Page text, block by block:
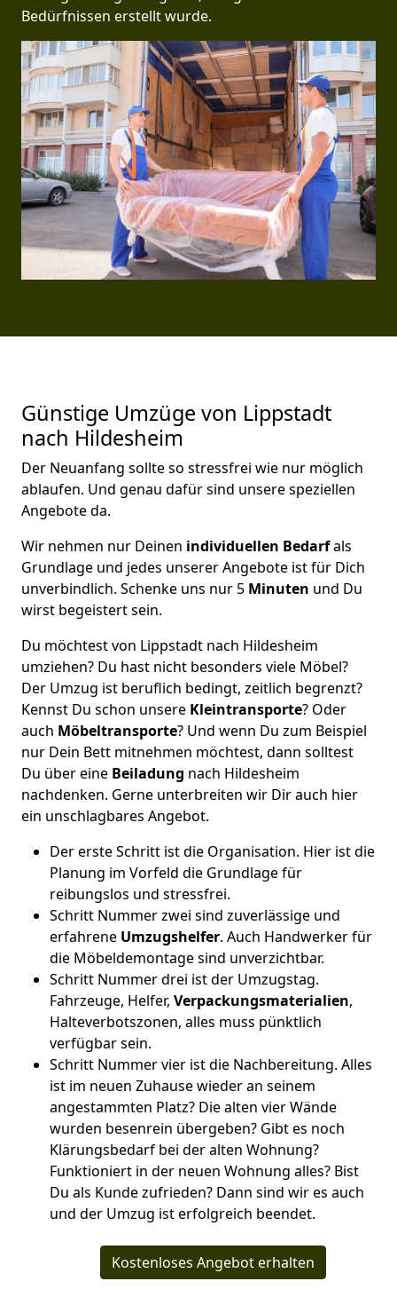
Bedürfnissen erstellt wurde.
Günstige Umzüge von Lippstadt
nach Hildesheim
Der Neuanfang sollte so stressfrei wie nur möglich
ablaufen. Und genau dafür sind unsere speziellen
Angebote da.
Wir nehmen nur Deinen individuellen Bedarfals
Grundlage und jedes unserer Angebote ist für Dich
unverbindlich. Schenke uns nur 5 Minuten und Du
wirst begeistert sein.
Du möchtest von Lippstadt nach Hildesheim
umziehen? Du hast nicht besonders viele Möbel?
Der Umzug ist beruflich bedingt, zeitlich begrenzt?
Kennst Du schon unsere Kleintransporte? Oder
auch Möbeltransporte? Und wenn Du zum Beispiel
nur Dein Bett mitnehmen möchtest, dann solltest
Du über eine Beiladung nach Hildesheim
nachdenken. Gerne unterbreiten wir Dir auch hier
ein unschlagbares Angebot.
Der erste Schritt ist die Organisation. Hier ist die
Planung im Vorfeld die Grundlage für
reibungslos und stressfrei.
Schritt Nummer zwei sind zuverlässige und
erfahrene Umzugshelfer. Auch Handwerker für
die Möbeldemontage sind unverzichtbar.
Schritt Nummer drei ist der Umzugstag.
Fahrzeuge, Helfer, Verpackungsmaterialien,
Halteverbotszonen, alles muss pünktlich
verfügbar sein.
Schritt Nummer vier ist die Nachbereitung. Alles
ist im neuen Zuhause wieder an seinem
angestammten Platz? Die alten vier Wände
wurden besenrein übergeben? Gibt es noch
Klärungsbedarf bei der alten Wohnung?
Funktioniert in der neuen Wohnung alles? Bist
Du als Kunde zufrieden? Dann sind wir es auch
und der Umzug ist erfolgreich beendet.
Kostenloses Angebot erhalten